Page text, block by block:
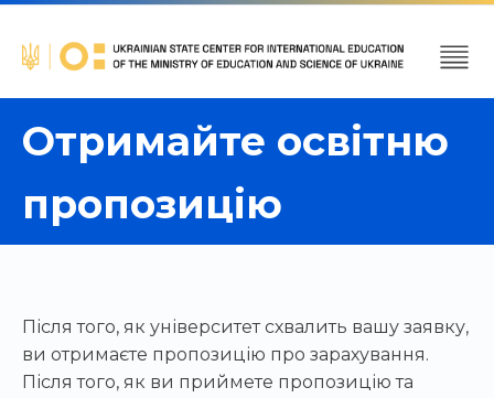
Отримайте освітню
пропозицію
Після того, як університет схвалить вашу заявку,
ви отримаєте пропозицію про зарахування.
Після того, як ви приймете пропозицію та